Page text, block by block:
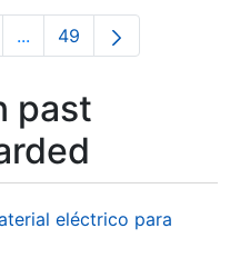
...Intermediate Pages Use
Page
49
past
eléctrico para